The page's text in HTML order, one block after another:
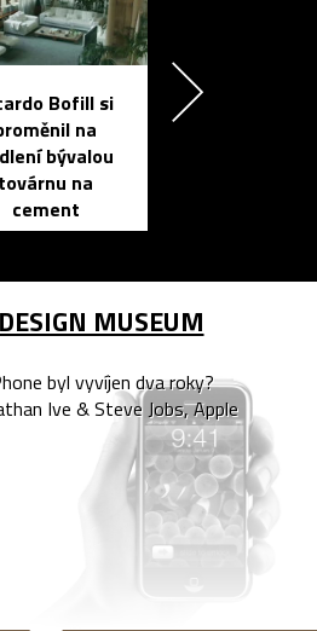
Bofill si
na
bývalou
továrnu na
cement
DESIGN MUSEUM
byl vyvíjen dva roky?
Ive & Steve Jobs, Apple